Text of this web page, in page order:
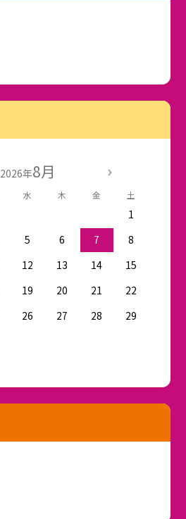
2026年8月
水 木 金 土
1
5 6 7
8
12 13 14
15
19 20 21
22
26 27 28
29